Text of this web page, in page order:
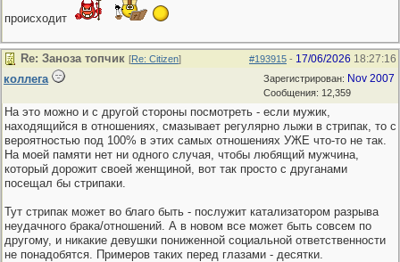
происходит
#193915 - 17/06/2026 18:27:16
Re: Заноза топчик [Re: Citizen]
Зарегистрирован: Nov 2007
Сообщения: 12,359
коллега
На это можно и с другой стороны посмотреть - если мужик,
находящийся в отношениях, смазывает регулярно лыжи в стрипак, то с
вероятностью под 100% в этих самых отношениях УЖЕ что-то не так.
На моей памяти нет ни одного случая, чтобы любящий мужчина,
который дорожит своей женщиной, вот так просто с друганами
посещал бы стрипаки.
Тут стрипак может во благо быть - послужит катализатором разрыва
неудачного брака/отношений. А в новом все может быть совсем по
другому, и никакие девушки пониженной социальной ответственности
не понадобятся. Примеров таких перед глазами - десятки.